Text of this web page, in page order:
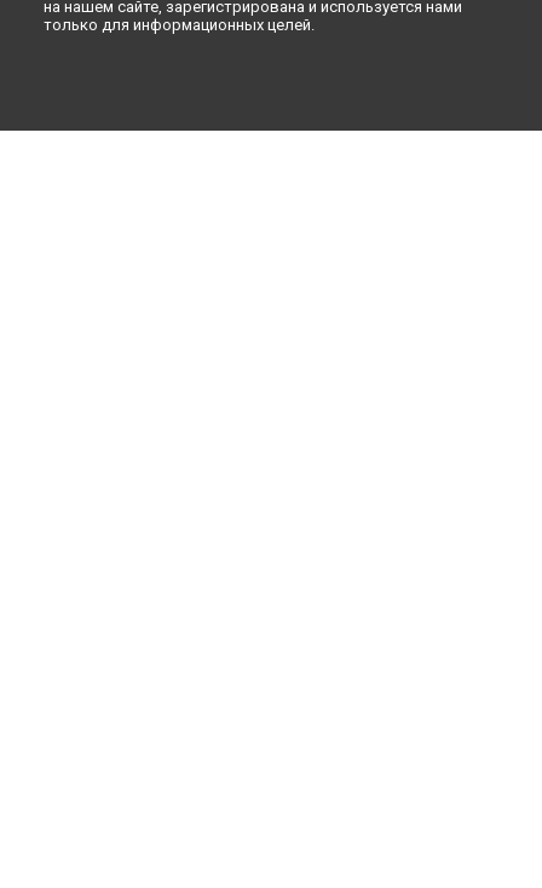
на нашем сайте, зарегистрирована и используется нами
только для информационных целей.